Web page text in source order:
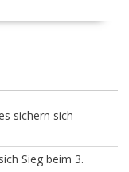
sichern sich
Sieg beim 3.